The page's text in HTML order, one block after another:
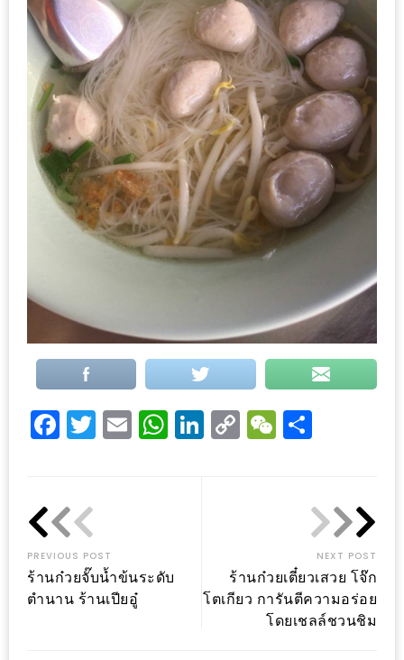
เด็ด
ANNA
FARM
ที่
เอาชนะ
ใจ
กรรมการ
จาก
THE
ที่
ต้อง
ห้าม
พลาด
สำหรับ
นี้
กับ
PING
FAI
FESTIVAL
Facebook
Twitter
EmailWhatsApp
LinkedIn
CopyWeChat
PREVIOUS POST
ร้านก๋วยจั๊บน้ำข้นระดับ
ตำนาน ร้านเปียอู๋
NEXT POST
ร้านก๋วยเตี๋ยวเสวย โจ๊ก
โตเกียว การันตีความอร่อย
โดยเชลล์ชวนชิม